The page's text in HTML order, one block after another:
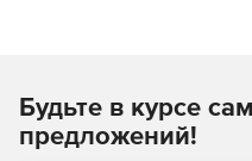
их восстановлением.
одновременно
все Windows-компьютеры
Будьте в курсе
предложений!